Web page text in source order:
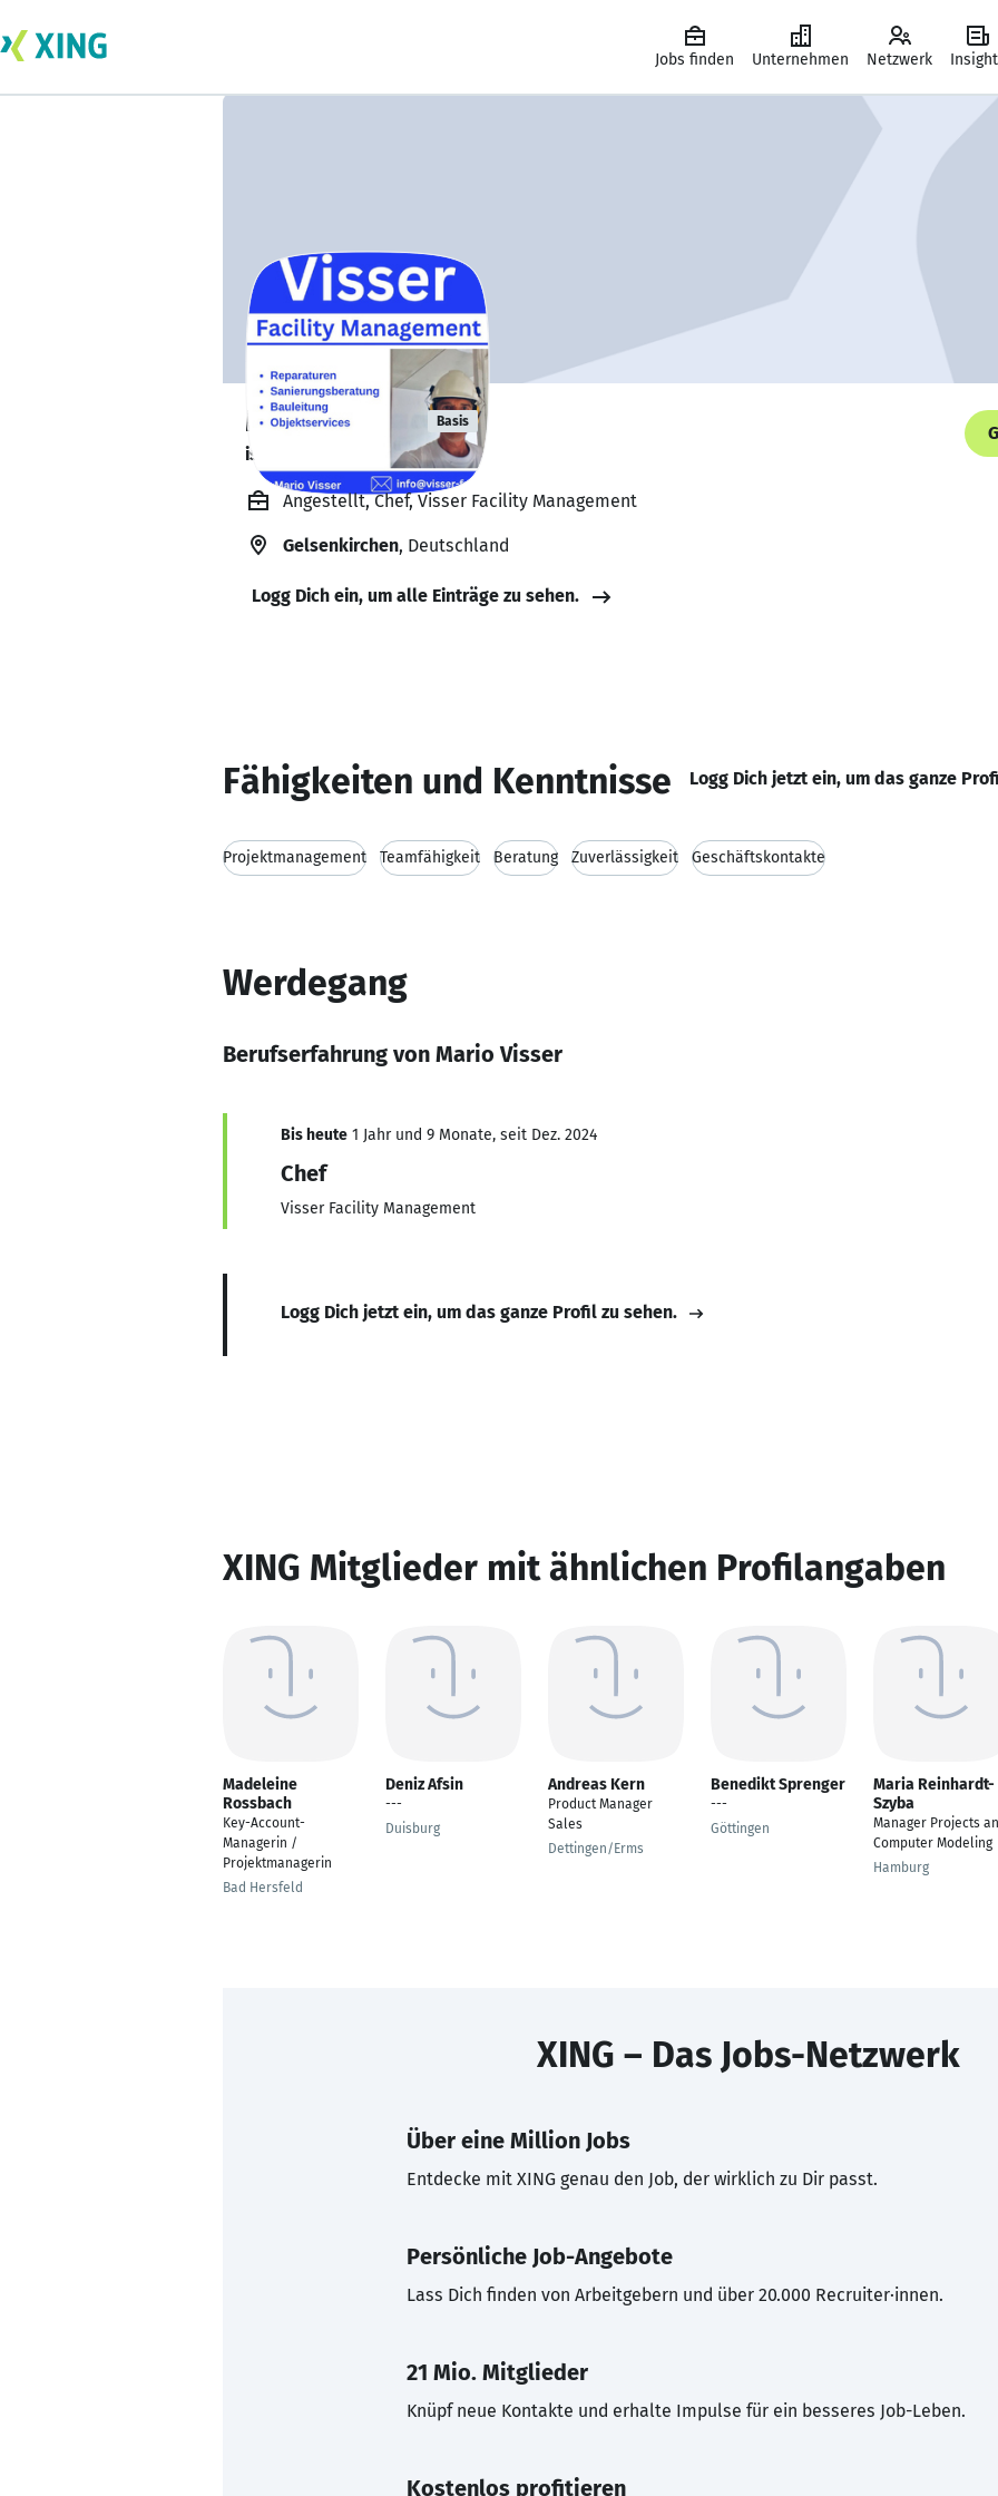
Jobs finden Unternehmen Netzwerk
Mario Visser Basis
ist offen für Projekte. 🔎
Angestellt, Chef, Visser Facility Management
Gelsenkirchen, Deutschland
Logg Dich ein, um alle Einträge zu sehen.
Fähigkeiten und Kenntnisse Logg Dich jetzt ein, um das ganze
Projektmanagement Teamfähigkeit Beratung Zuverlässigkeit Geschäftskontakte
Werdegang
Berufserfahrung von Mario Visser
Bis heute 1 Jahr und 9 Monate, seit Dez. 2024
Chef
Visser Facility Management
Logg Dich jetzt ein, um das ganze Profil zu sehen.
XING Mitglieder mit ähnlichen Profilangaben
Madeleine
Rossbach
Key-Account-
Managerin /
Projektmanagerin
Bad Hersfeld
Deniz Afsin
---
Duisburg
Andreas Kern
Product Manager
Sales
Dettingen/Erms
Benedikt Sprenger
---
Göttingen
Maria Reinhardt-
Szyba
Manager Projects
Computer Modeling
Hamburg
XING – Das Jobs-Netzwerk
Über eine Million Jobs
Entdecke mit XING genau den Job, der wirklich zu Dir passt.
Persönliche Job-Angebote
Lass Dich finden von Arbeitgebern und über 20.000 Recruiter·innen.
21 Mio. Mitglieder
Knüpf neue Kontakte und erhalte Impulse für ein besseres Job-Leben.
Kostenlos profitieren